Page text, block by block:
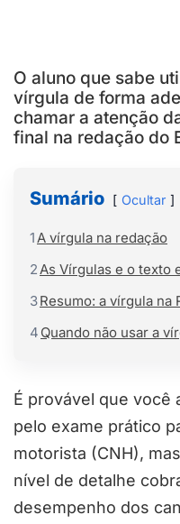
O aluno que sabe
vírgula de forma
chamar a atenção
final na redação do
Sumário Ocultar
1A vírgula na redação
2As Vírgulas e o texto
3Resumo: a vírgula na
4 Quando não usar a
É provável que você
pelo exame prático
motorista (CNH),
nível de detalhe
desempenho dos